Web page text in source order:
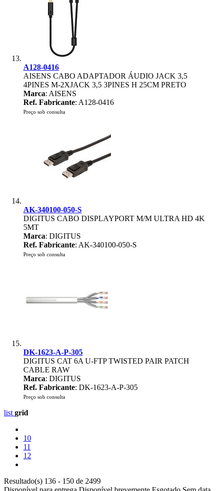
A128-0416
AISENS CABO ADAPTADOR ÁUDIO JACK 3,5
4PINES M-2XJACK 3,5 3PINES H 25CM PRETO
Marca: AISENS
Ref. Fabricante: A128-0416
Preço sob consulta
AK-340100-050-S
DIGITUS CABO DISPLAYPORT M/M ULTRA HD 4K
5MT
Marca: DIGITUS
Ref. Fabricante: AK-340100-050-S
Preço sob consulta
DK-1623-A-P-305
DIGITUS CAT 6A U-FTP TWISTED PAIR PATCH
CABLE RAW
Marca: DIGITUS
Ref. Fabricante: DK-1623-A-P-305
Preço sob consulta
list grid
10
11
12
Resultado(s) 136 - 150 de 2499